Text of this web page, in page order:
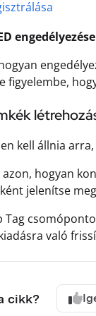
engedélyezése
figyelembe,
kell állnia
hogyan
jelenítse
Tag
való
cikk?